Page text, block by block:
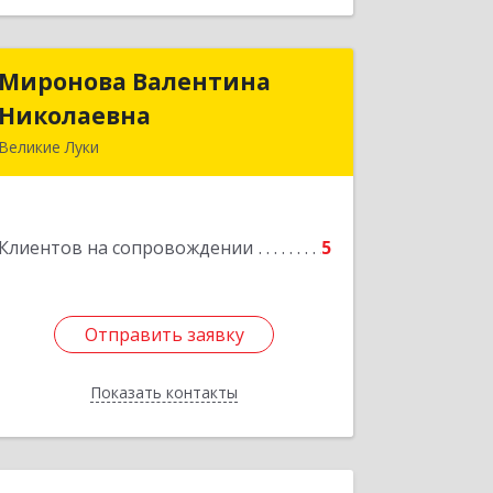
Миронова Валентина
Николаевна
Великие Луки
Клиентов на сопровождении 5
Отправить заявку
Показать контакты
Миронова Валентина
Отправить заявку
Назад